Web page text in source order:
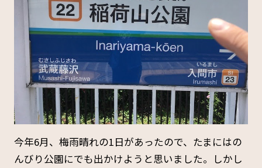
今年6月、梅雨晴れの1日があったので、たまにはの
んびり公園にでも出かけようと思いました。しかし